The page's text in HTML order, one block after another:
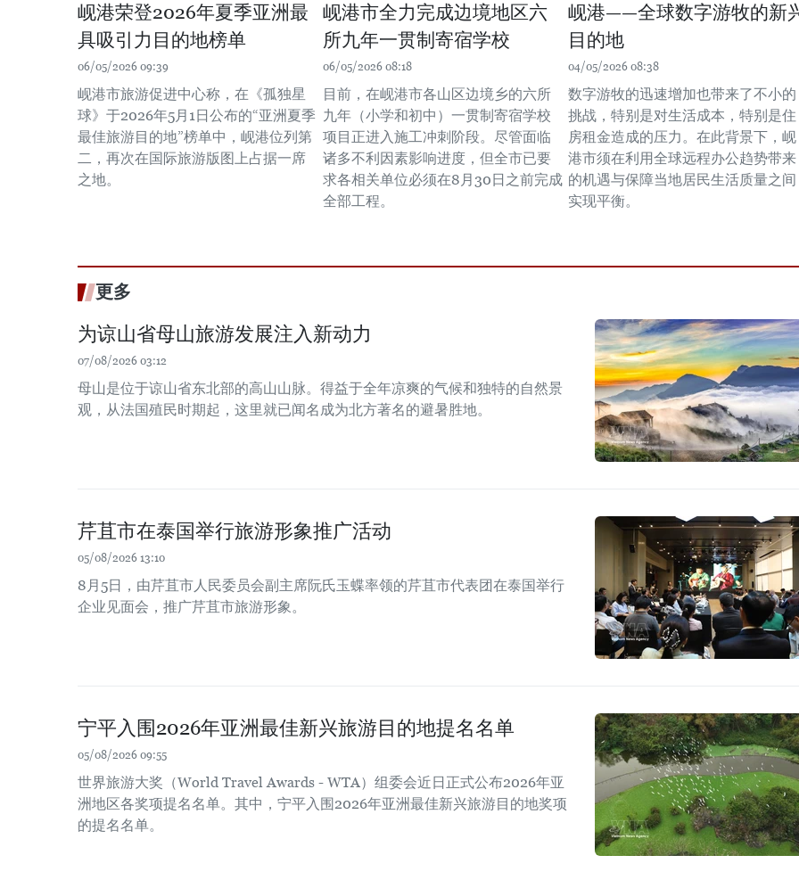
岘港荣登2026年夏季亚洲最
具吸引力目的地榜单
06/05/2026 09:39
岘港市旅游促进中心称，在《孤独星
球》于2026年5月1日公布的“亚洲夏季
最佳旅游目的地”榜单中，岘港位列第
二，再次在国际旅游版图上占据一席
之地。
岘港市全力完成边境地区六
所九年一贯制寄宿学校
06/05/2026 08:18
目前，在岘港市各山区边境乡的六所
九年（小学和初中）一贯制寄宿学校
项目正进入施工冲刺阶段。尽管面临
诸多不利因素影响进度，但全市已要
求各相关单位必须在8月30日之前完成
全部工程。
岘港——全球数字游牧的新
目的地
04/05/2026 08:38
数字游牧的迅速增加也带来了不小的
挑战，特别是对生活成本，特别是住
房租金造成的压力。在此背景下，岘
港市须在利用全球远程办公趋势带来
的机遇与保障当地居民生活质量之间
实现平衡。
更多
为谅山省母山旅游发展注入新动力
07/08/2026 03:12
母山是位于谅山省东北部的高山山脉。得益于全年凉爽的气候和独特的自然景
观，从法国殖民时期起，这里就已闻名成为北方著名的避暑胜地。
芹苴市在泰国举行旅游形象推广活动
05/08/2026 13:10
8月5日，由芹苴市人民委员会副主席阮氏玉蝶率领的芹苴市代表团在泰国举行
企业见面会，推广芹苴市旅游形象。
宁平入围2026年亚洲最佳新兴旅游目的地提名名单
05/08/2026 09:55
世界旅游大奖（World Travel Awards - WTA）组委会近日正式公布2026年亚
洲地区各奖项提名名单。其中，宁平入围2026年亚洲最佳新兴旅游目的地奖项
的提名名单。